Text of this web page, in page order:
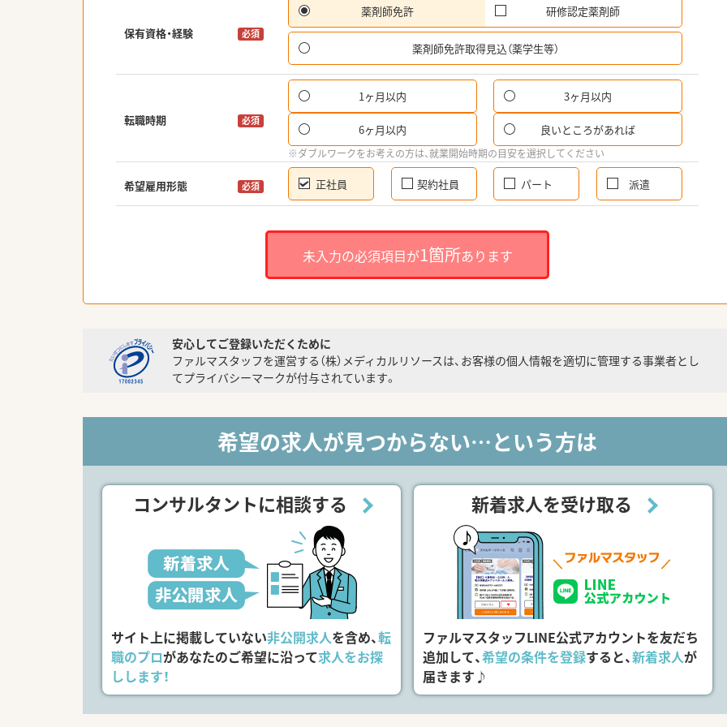
保有資格・経験 必須
薬剤師免許 研修認定薬剤師
薬剤師免許取得見込（薬学生等）
転職時期 必須
1ヶ月以内 3ヶ月以内
6ヶ月以内 良いところがあれば
※ダブルワークをお考えの方は、就業開始時期の目安を選択してください
希望雇用形態 必須 正社員 契約社員 パート 派遣
未入力の必須項目が1箇所あります
安心してご登録いただくために
ファルマスタッフを運営する（株）メディカルリソースは、お客様の個人情報を適切に管理する事業者とし
てプライバシーマークが付与されています。
希望の求人が見つからない…という方は
コンサルタントに相談する
サイト上に掲載していない非公開求人を含め、転
職のプロがあなたのご希望に沿って求人をお探
しします！
新着求人を受け取る
ファルマスタッフLINE公式アカウントを友だち
追加して、希望の条件を登録すると、新着求人が
届きます♪